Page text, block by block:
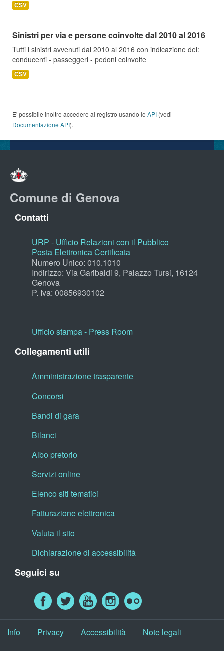
CSV
Sinistri per via e persone coinvolte dal 2010 al 2016
Tutti i sinistri avvenuti dal 2010 al 2016 con indicazione dei:
conducenti - passeggeri - pedoni coinvolte
CSV
E' possibile inoltre accedere al registro usando le API (vedi
Documentazione API).
Comune di Genova
Contatti
URP - Ufficio Relazioni con il Pubblico
Posta Elettronica Certificata
Numero Unico: 010.1010
Indirizzo: Via Garibaldi 9, Palazzo Tursi, 16124
Genova
P. Iva: 00856930102
Ufficio stampa - Press Room
Collegamenti utili
Amministrazione trasparente
Concorsi
Bandi di gara
Bilanci
Albo pretorio
Servizi online
Elenco siti tematici
Fatturazione elettronica
Valuta il sito
Dichiarazione di accessibilità
Seguici su
Info Privacy Accessibilità Note legali